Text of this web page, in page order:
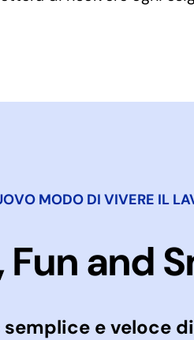
MODO DI VIVERE IL
Fun and
semplice e veloce